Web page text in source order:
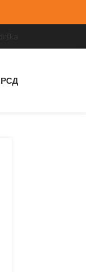
РСД